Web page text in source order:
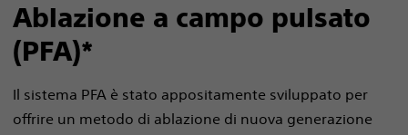
Ablazione a campo pulsato
(PFA)*
Il sistema PFA è stato appositamente sviluppato per
offrire un metodo di ablazione di nuova generazione